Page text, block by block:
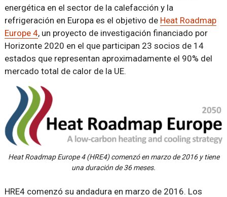
energética en el sector de la calefacción y la
refrigeración en Europa es el objetivo de Heat Roadmap
Europe 4, un proyecto de investigación financiado por
Horizonte 2020 en el que participan 23 socios de 14
estados que representan aproximadamente el 90% del
mercado total de calor de la UE.
Heat Roadmap Europe 4 (HRE4) comenzó en marzo de 2016 y tiene
una duración de 36 meses.
HRE4 comenzó su andadura en marzo de 2016. Los